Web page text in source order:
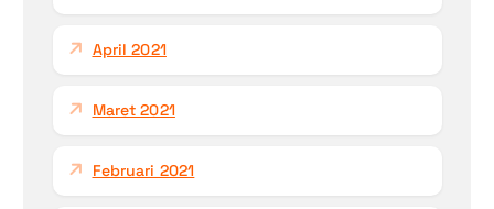
April 2021
Maret 2021
Februari 2021